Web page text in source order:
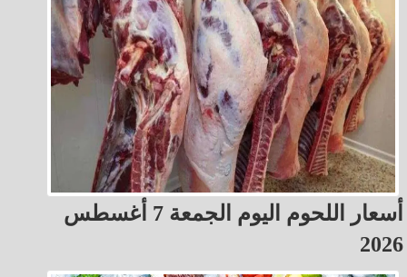
أسعار اللحوم اليوم الجمعة 7 أغسطس
2026